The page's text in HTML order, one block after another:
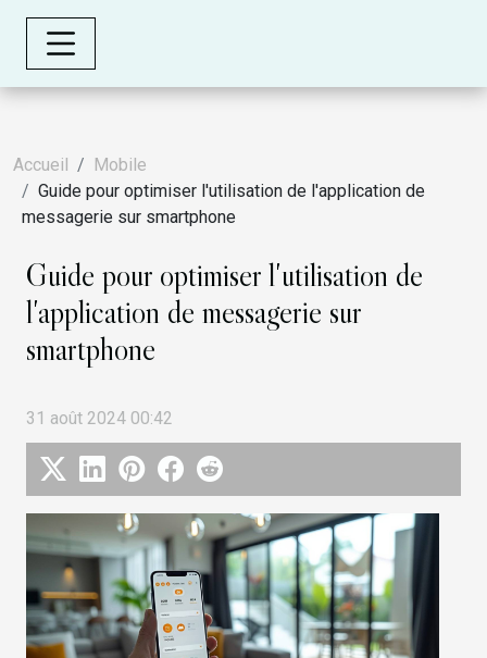
Accueil
Mobile
Guide pour optimiser l'utilisation de l'application de
messagerie sur smartphone
Guide pour optimiser l'utilisation de
l'application de messagerie sur
smartphone
31 août 2024 00:42